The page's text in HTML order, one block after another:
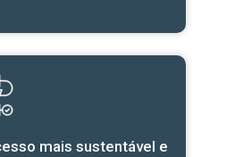
mais sustentável e